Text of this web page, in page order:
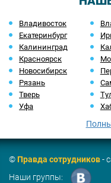
Владивосток
Екатеринбург
Калининград
Красноярск
Новосибирск
Рязань
Тверь
Уфа
©Правда сотрудников-
Наши группы: